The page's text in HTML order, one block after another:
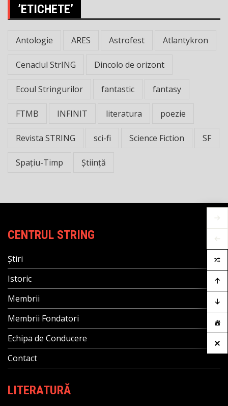
’ETICHETE’
Antologie ARES Astrofest Atlantykron
Cenaclul StrING Dincolo de orizont
Ecoul Stringurilor fantastic fantasy
FTMB INFINIT literatura poezie
Revista STRING sci-fi Science Fiction SF
Spațiu-Timp Știință
CENTRUL STRING
Știri
Istoric
Membrii
Membrii Fondatori
Echipa de Conducere
Contact
LITERATURĂ